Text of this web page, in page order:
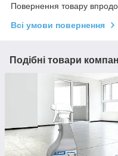
Повернення товару
Всі умови повернення
Подібні товари